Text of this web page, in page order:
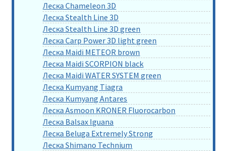
Леска Chameleon 3D
Леска Stealth Line 3D
Леска Stealth Line 3D green
Леска Carp Power 3D light green
Леска Maidi METEOR brown
Леска Maidi SCORPION black
Леска Maidi WATER SYSTEM green
Леска Kumyang Tiagra
Леска Kumyang Antares
Леска Asmoon KRONER Fluorocarbon
Леска Balsax Iguana
Леска Beluga Extremely Strong
Леска Shimano Technium